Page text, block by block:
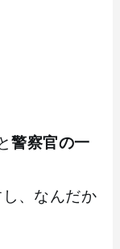
警察官の一
、なんだか